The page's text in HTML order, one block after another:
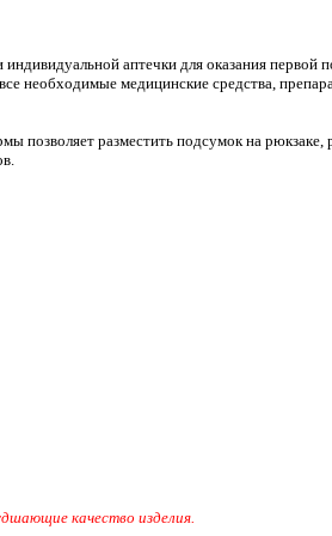
аптечки для оказания
необходимые медицинские средства,
разместить подсумок на рюкзаке,
качество изделия.